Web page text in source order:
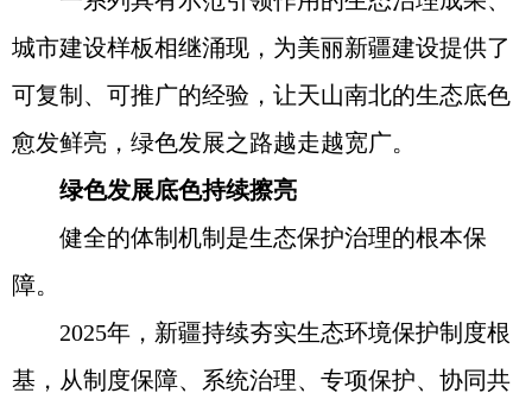
城市建设样板相继涌现，为美丽新疆建设提供了
可复制、可推广的经验，让天山南北的生态底色
愈发鲜亮，绿色发展之路越走越宽广。
绿色发展底色持续擦亮
健全的体制机制是生态保护治理的根本保
障。
2025年，新疆持续夯实生态环境保护制度根
基，从制度保障、系统治理、专项保护、协同共